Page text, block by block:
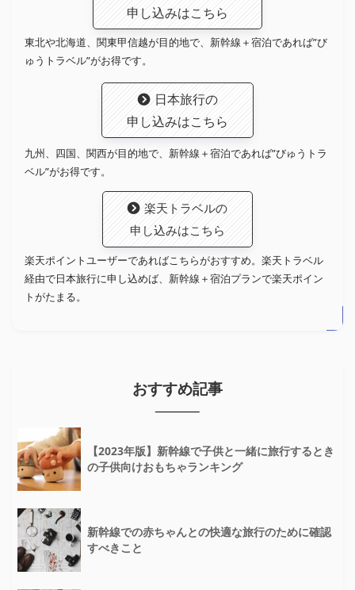
申し込みはこちら
東北や北海道、関東甲信越が目的地で、新幹線＋宿泊であれば”び
ゅうトラベル”がお得です。
日本旅行の
申し込みはこちら
九州、四国、関西が目的地で、新幹線＋宿泊であれば”びゅうトラ
ベル”がお得です。
楽天トラベルの
申し込みはこちら
楽天ポイントユーザーであればこちらがおすすめ。楽天トラベル
経由で日本旅行に申し込めば、新幹線＋宿泊プランで楽天ポイン
トがたまる。
おすすめ記事
【2023年版】新幹線で子供と一緒に旅行するとき
の子供向けおもちゃランキング
新幹線での赤ちゃんとの快適な旅行のために確認
すべきこと